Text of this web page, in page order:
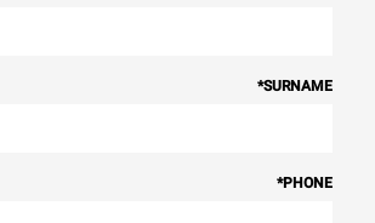
SURNAME
*
PHONE
*